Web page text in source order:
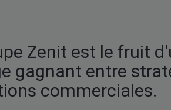
Zenit est le fruit
gagnant entre
commerciales.